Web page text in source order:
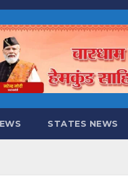
STATES NEWS